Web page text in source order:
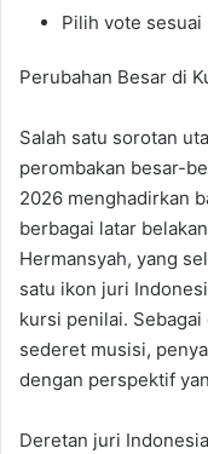
Pilih vote sesuai
Perubahan Besar di
Salah satu sorotan
perombakan besar-
2026 menghadirkan
berbagai latar
Hermansyah, yang
satu ikon juri
kursi penilai.
sederet musisi,
dengan perspektif
Deretan juri